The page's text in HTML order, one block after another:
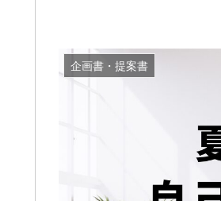
企画書・提案書